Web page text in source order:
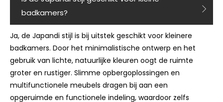
Is de Japandi stijl geschikt voor kleine
badkamers?
Ja, de Japandi stijl is bij uitstek geschikt voor kleinere
badkamers. Door het minimalistische ontwerp en het
gebruik van lichte, natuurlijke kleuren oogt de ruimte
groter en rustiger. Slimme opbergoplossingen en
multifunctionele meubels dragen bij aan een